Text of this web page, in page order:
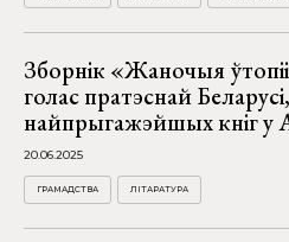
Зборнік «Жаночыя
голас пратэснай
найпрыгажэйшых кніг у
20.06.2025
ГРАМАДСТВА ЛІТАРАТУРА